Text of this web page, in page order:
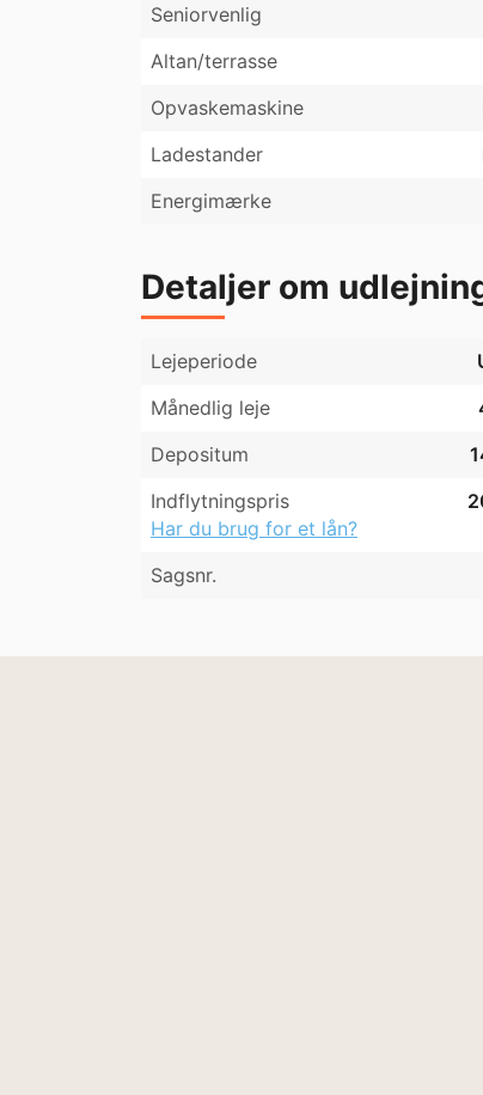
Seniorvenlig
Altan/terrasse
Opvaskemaskine
Ladestander
Energimærke
Detaljer om
Lejeperiode
Månedlig leje
Depositum
Indflytningspris
Har du brug for et lån?
Sagsnr.